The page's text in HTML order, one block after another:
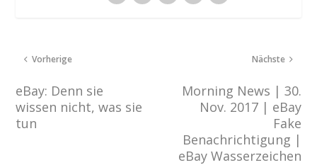
Vorherige
eBay: Denn sie
wissen nicht, was sie
tun
Nächste
Morning News | 30.
Nov. 2017 | eBay
Fake
Benachrichtigung |
eBay Wasserzeichen